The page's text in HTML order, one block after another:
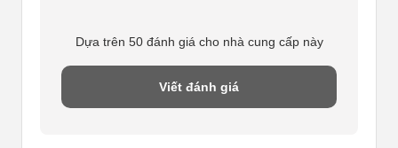
Dựa trên 50 đánh giá cho nhà cung cấp này
Viết đánh giá